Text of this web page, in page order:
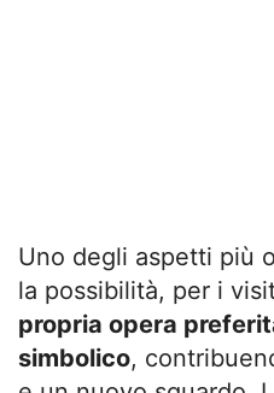
Uno degli aspetti più
la possibilità, per i
propria opera
simbolico,